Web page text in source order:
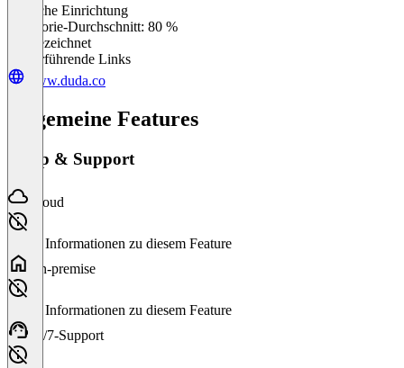
Einfache Einrichtung
Kategorie-Durchschnitt: 80 %
Ausgezeichnet
Weiterführende Links
www.duda.co
Allgemeine Features
Setup & Support
Cloud
Keine Informationen zu diesem Feature
On-premise
Keine Informationen zu diesem Feature
24/7-Support